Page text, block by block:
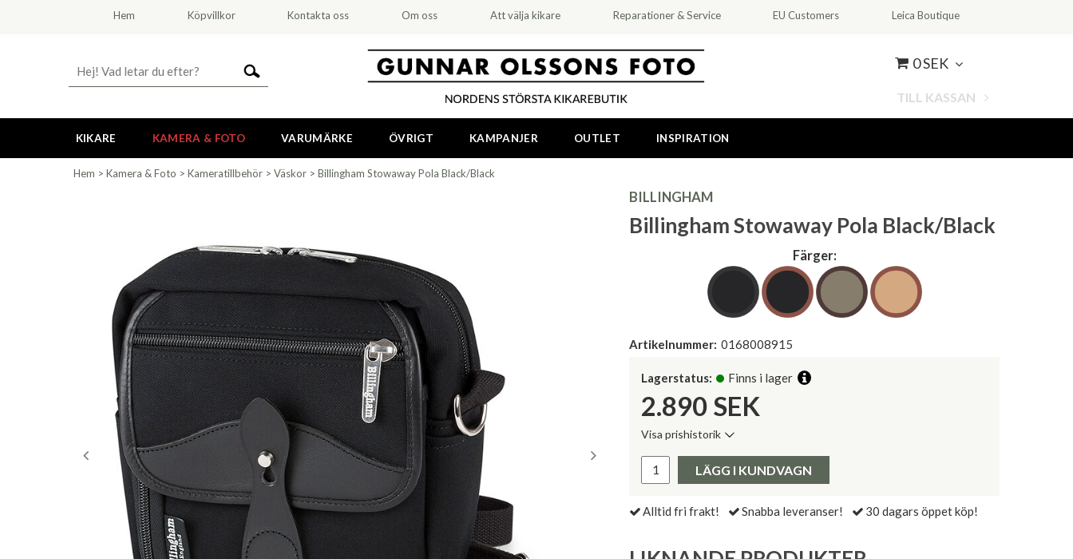
Hem Köpvillkor Kontakta oss Om oss Att välja kikare Reparationer & Service EU Customers Leica Boutique
0 SEK
TILL KASSAN
KIKARE KAMERA & FOTO VARUMÄRKE ÖVRIGT KAMPANJER OUTLET INSPIRATION
Hem > Kamera & Foto > Kameratillbehör > Väskor > Billingham Stowaway Pola Black/Black
BILLINGHAM
Billingham Stowaway Pola Black/Black
Färger:
Artikelnummer: 0168008915
Lagerstatus: Finns i lager
2.890 SEK
Visa prishistorik
Pris:
LÄGG I KUNDVAGN
Alltid fri frakt! Snabba leveranser! 30 dagars öppet köp!